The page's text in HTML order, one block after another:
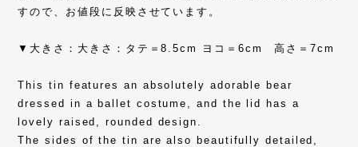
すので、お値段に反映させています。
▼大きさ：大きさ：タテ＝8.5cm ヨコ＝6cm 高さ＝7cm
This tin features an absolutely adorable bear
dressed in a ballet costume, and the lid has a
lovely raised, rounded design.
The sides of the tin are also beautifully detailed,